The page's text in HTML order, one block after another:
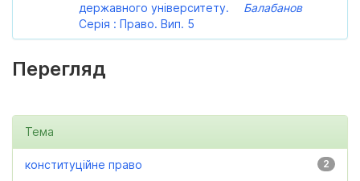
державного університету.
Серія : Право. Вип. 5
Балабанов
Перегляд
Тема
2
конституційне право